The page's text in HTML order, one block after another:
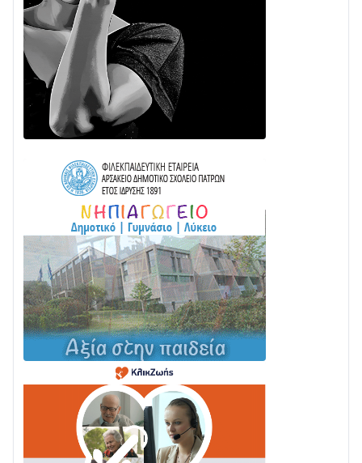
Δωρίδα για Όλους: «Καμία εκχώρηση των νερών
στην ΕΥΔΑΠ»
28/07 • 21:46
Διαβάστε την «Ναυπακτία» που κυκλοφορεί
24/07 • 11:31
Γιορτή της Τράτας 2026 | Ερατεινή Δωρίδας:
Παράδοση, Χορός & Γλέντι!
08/08 • 12:01
ΤΟ ΠΑΡΤΥ ΣΥΝΕΧΙΖΕΤΑΙ…
05/08 • 08:41
Στο σκοτάδι μεγάλο μέρος στο Λυγιά Ναυπάκτου
04/08 • 19:47
Σε τροχιά υλοποίησης η Παράκαμψη του Κέντρου
της Ναυπάκτου
04/08 • 12:08
Σε φουλ ρυθμούς το τμήμα Βόνιτσα – Άγιος Νικόλαος
| Αυτοψία Καββαδά
Με Αρχιερατική Λαμπρότητα η Πανήγυρη της
Μεταμορφώσεως του Σωτήρος στο Γολέμι
03/08 • 07:45